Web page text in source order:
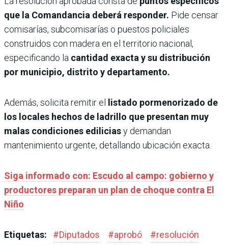
que la Comandancia deberá responder. Pide censar
comisarías, subcomisarías o puestos policiales
construidos con madera en el territorio nacional,
especificando la cantidad exacta y su distribución
por municipio, distrito y departamento.
Además, solicita remitir el
listado pormenorizado de
los locales hechos de ladrillo que presentan muy
malas condiciones ediliciasy demandan
mantenimiento urgente, detallando ubicación exacta.
Siga informado con: Escudo al campo: gobierno y
productores preparan un plan de choque contra El
Niño
Etiquetas: #Diputados #aprobó #resolución